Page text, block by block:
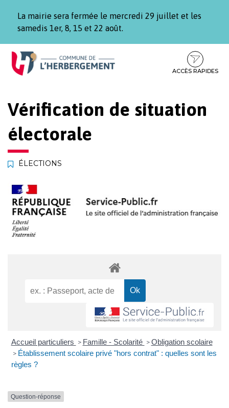
La mairie sera fermée le mercredi 29 juillet et les
samedis 1er, 8, 15 et 22 août.
Aller
Aller
contenu
Aller
pied
ACCÈS RAPIDES
Vérification de situation
électorale
ÉLECTIONS
Accueil particuliers > Famille - Scolarité > Obligation scolaire
> Établissement scolaire privé "hors contrat" : quelles sont les
règles ?
Question-réponse